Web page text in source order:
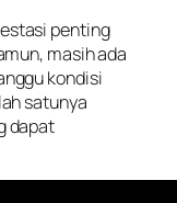
penting
masih ada
kondisi
satunya
dapat